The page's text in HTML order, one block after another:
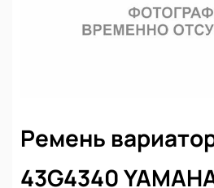
Ремень
43G4340